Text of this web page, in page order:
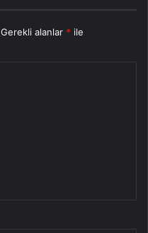
Gerekli alanlar * ile